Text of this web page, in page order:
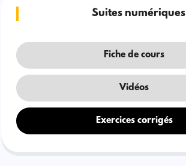
Suites numériques
Fiche de cours
Vidéos
Exercices corrigés